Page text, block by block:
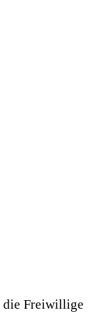
die Freiwillige